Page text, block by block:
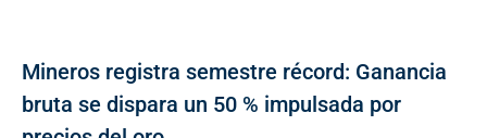
Mineros registra semestre récord: Ganancia
bruta se dispara un 50 % impulsada por